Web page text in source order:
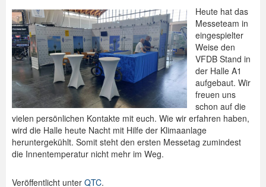
Relais
Downloads
Spenden
Login
Heute hat das
Messeteam in
eingespielter
Weise den
VFDB Stand in
der Halle A1
aufgebaut. Wir
freuen uns
schon auf die
vielen persönlichen Kontakte mit euch. Wie wir erfahren haben,
wird die Halle heute Nacht mit Hilfe der Klimaanlage
heruntergekühlt. Somit steht den ersten Messetag zumindest
die Innentemperatur nicht mehr im Weg.
Veröffentlicht unter QTC.